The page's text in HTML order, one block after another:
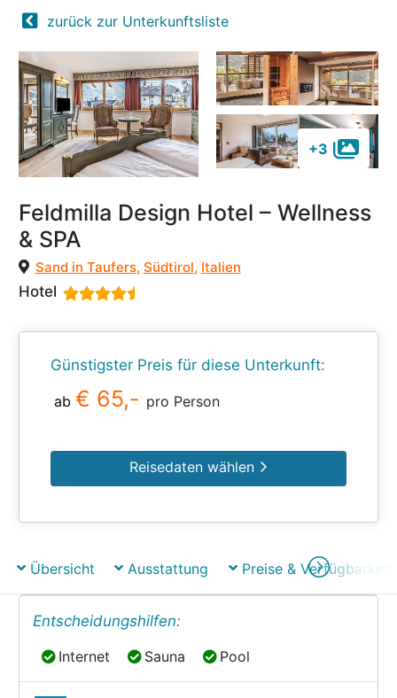
zurück zur Unterkunftsliste
+3
Feldmilla Design Hotel – Wellness
& SPA
Sand in Taufers, Südtirol, Italien
Hotel
Günstigster Preis für diese Unterkunft:
ab € 65,- pro Person
Reisedaten wählen
Übersicht Ausstattung Preise & Verfügbarkeit
Entscheidungshilfen:
Internet
Internet Sauna
Sauna Pool
Pool